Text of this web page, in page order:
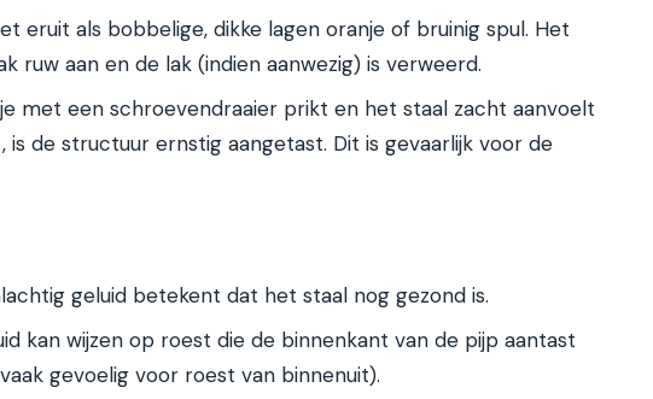
eruit als bobbelige, dikke lagen oranje of bruinig spul. Het
ruw aan en de lak (indien aanwezig) is verweerd.
met een schroevendraaier prikt en het staal zacht aanvoelt
de structuur ernstig aangetast. Dit is gevaarlijk voor de
geluid betekent dat het staal nog gezond is.
kan wijzen op roest die de binnenkant van de pijp aantast
gevoelig voor roest van binnenuit).